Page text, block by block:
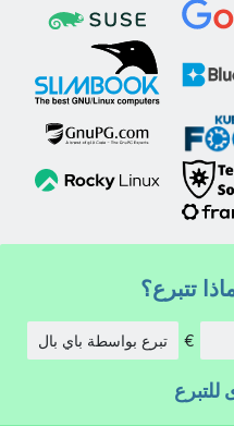
تتبرع؟
€ تبرع بواسطة باي بال